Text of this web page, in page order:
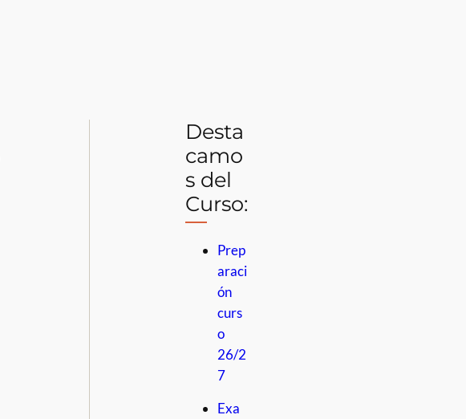
Desta
camo
s del
Curso:
Prep
araci
ón
curs
o
26/2
7
Exa